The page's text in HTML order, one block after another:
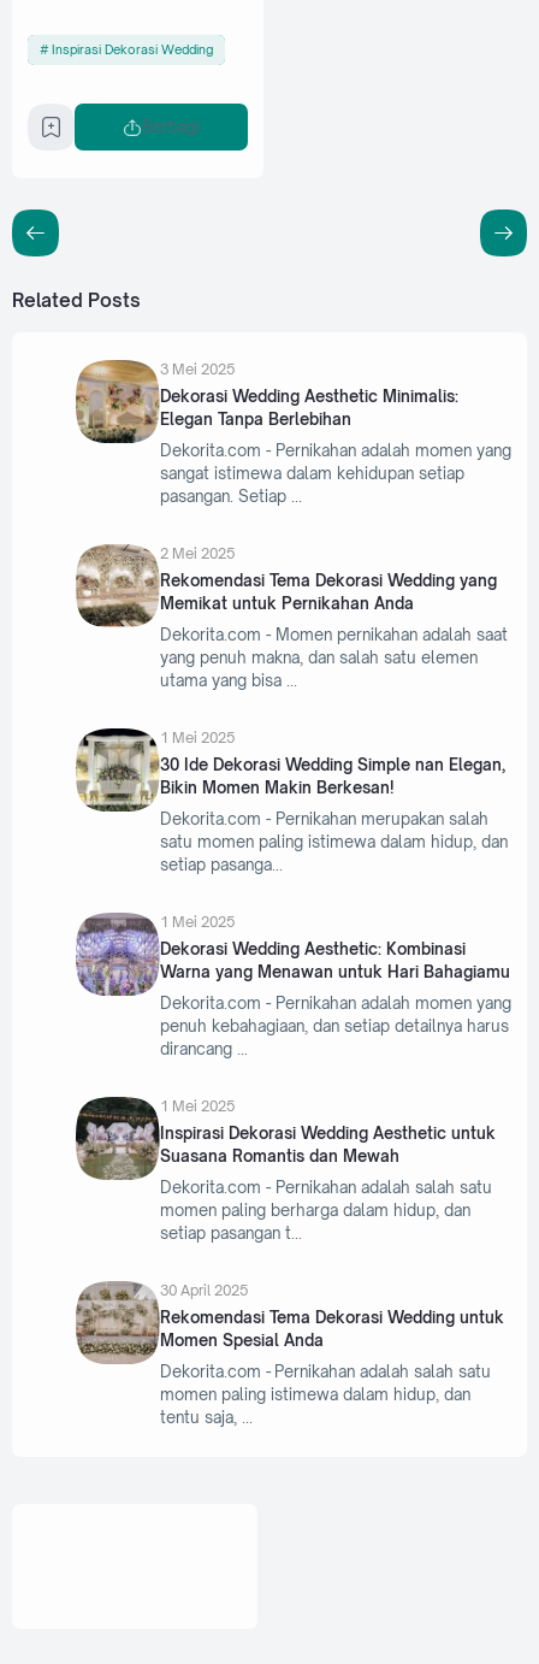
Inspirasi Dekorasi Wedding
Berbagi
Related Posts
3 Mei 2025
Dekorasi Wedding Aesthetic Minimalis:
Elegan Tanpa Berlebihan
Dekorita.com - Pernikahan adalah momen yang
sangat istimewa dalam kehidupan setiap
pasangan. Setiap
2 Mei 2025
Rekomendasi Tema Dekorasi Wedding yang
Memikat untuk Pernikahan Anda
Dekorita.com - Momen pernikahan adalah saat
yang penuh makna, dan salah satu elemen
utama yang bisa
1 Mei 2025
30 Ide Dekorasi Wedding Simple nan Elegan,
Bikin Momen Makin Berkesan!
Dekorita.com - Pernikahan merupakan salah
satu momen paling istimewa dalam hidup, dan
setiap pasanga
1 Mei 2025
Dekorasi Wedding Aesthetic: Kombinasi
Warna yang Menawan untuk Hari Bahagiamu
Dekorita.com - Pernikahan adalah momen yang
penuh kebahagiaan, dan setiap detailnya harus
dirancang
1 Mei 2025
Inspirasi Dekorasi Wedding Aesthetic untuk
Suasana Romantis dan Mewah
Dekorita.com - Pernikahan adalah salah satu
momen paling berharga dalam hidup, dan
setiap pasangan t
30 April 2025
Rekomendasi Tema Dekorasi Wedding untuk
Momen Spesial Anda
Dekorita.com - Pernikahan adalah salah satu
momen paling istimewa dalam hidup, dan
tentu saja,